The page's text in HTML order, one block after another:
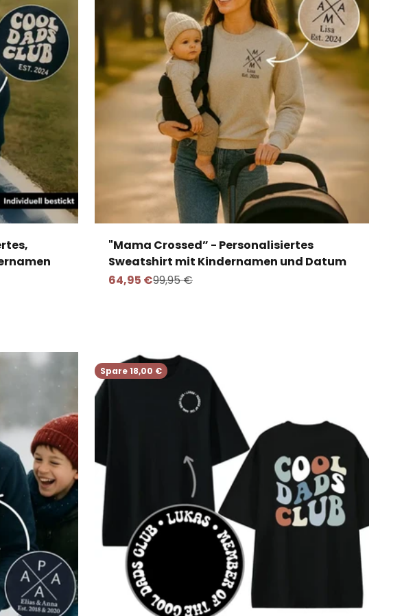
"Mama Crossed” - Personalisiertes
Sweatshirt mit Kindernamen und Datum
Angebot
64,95 €Regulärer Preis
99,95 €
Spare 18,00 €